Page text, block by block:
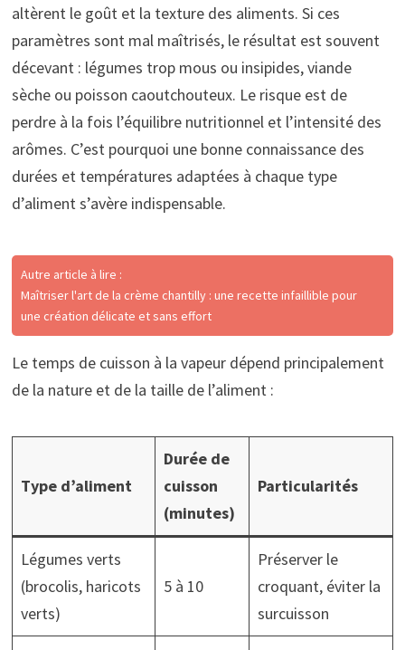
altèrent le goût et la texture des aliments. Si ces
paramètres sont mal maîtrisés, le résultat est souvent
décevant : légumes trop mous ou insipides, viande
sèche ou poisson caoutchouteux. Le risque est de
perdre à la fois l’équilibre nutritionnel et l’intensité des
arômes. C’est pourquoi une bonne connaissance des
durées et températures adaptées à chaque type
d’aliment s’avère indispensable.
Autre article à lire :
Maîtriser l'art de la crème chantilly : une recette infaillible pour
une création délicate et sans effort
Le temps de cuisson à la vapeur dépend principalement
de la nature et de la taille de l’aliment :
Type d’aliment
Durée de
cuisson
(minutes)
Particularités
Légumes verts
(brocolis, haricots
verts)
5 à 10
Préserver le
croquant, éviter la
surcuisson